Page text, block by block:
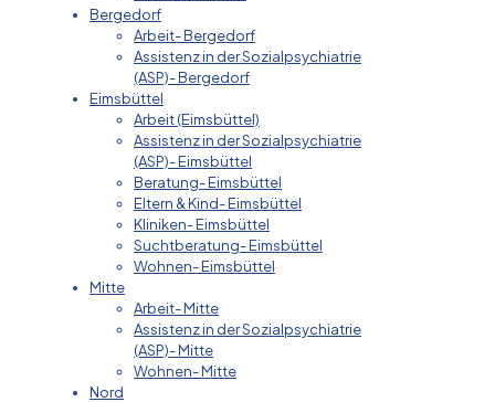
Bergedorf
Arbeit- Bergedorf
Assistenz in der Sozialpsychiatrie
(ASP)- Bergedorf
Eimsbüttel
Arbeit (Eimsbüttel)
Assistenz in der Sozialpsychiatrie
(ASP)- Eimsbüttel
Beratung- Eimsbüttel
Eltern & Kind- Eimsbüttel
Kliniken- Eimsbüttel
Suchtberatung- Eimsbüttel
Wohnen- Eimsbüttel
Mitte
Arbeit- Mitte
Assistenz in der Sozialpsychiatrie
(ASP)- Mitte
Wohnen- Mitte
Nord